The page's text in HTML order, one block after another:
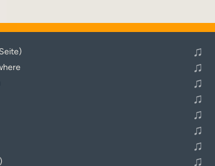
♫
♫
♫
♫
♫
♫
♫
♫